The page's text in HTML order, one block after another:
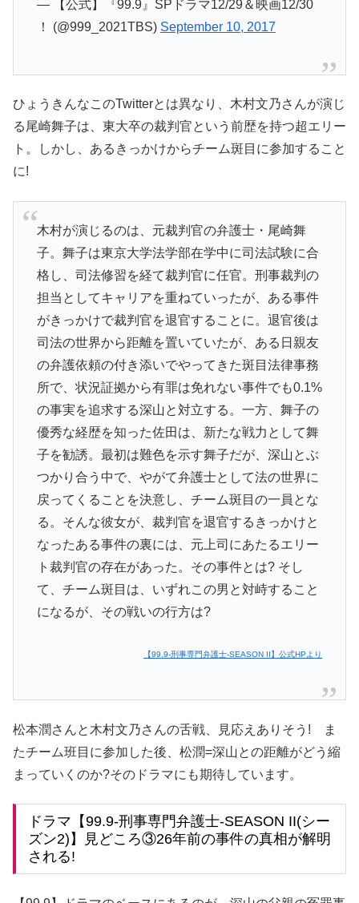
— 【公式】『99.9』SPドラマ12/29＆映画12/30
！ (@999_2021TBS) September 10, 2017
ひょうきんなこのTwitterとは異なり、木村文乃さんが演じ
る尾崎舞子は、東大卒の裁判官という前歴を持つ超エリー
ト。しかし、あるきっかけからチーム斑目に参加すること
に!
木村が演じるのは、元裁判官の弁護士・尾崎舞
子。舞子は東京大学法学部在学中に司法試験に合
格し、司法修習を経て裁判官に任官。刑事裁判の
担当としてキャリアを重ねていったが、ある事件
がきっかけで裁判官を退官することに。退官後は
司法の世界から距離を置いていたが、ある日親友
の弁護依頼の付き添いでやってきた斑目法律事務
所で、状況証拠から有罪は免れない事件でも0.1%
の事実を追求する深山と対立する。一方、舞子の
優秀な経歴を知った佐田は、新たな戦力として舞
子を勧誘。最初は難色を示す舞子だが、深山とぶ
つかり合う中で、やがて弁護士として法の世界に
戻ってくることを決意し、チーム斑目の一員とな
る。そんな彼女が、裁判官を退官するきっかけと
なったある事件の裏には、元上司にあたるエリー
ト裁判官の存在があった。その事件とは? そし
て、チーム斑目は、いずれこの男と対峙すること
になるが、その戦いの行方は?
【99.9-刑事専門弁護士-SEASON II】公式HPより
松本潤さんと木村文乃さんの舌戦、見応えありそう! ま
たチーム班目に参加した後、松潤=深山との距離がどう縮
まっていくのか?そのドラマにも期待しています。
ドラマ【99.9-刑事専門弁護士-SEASON II(シー
ズン2)】見どころ③26年前の事件の真相が解明
される!